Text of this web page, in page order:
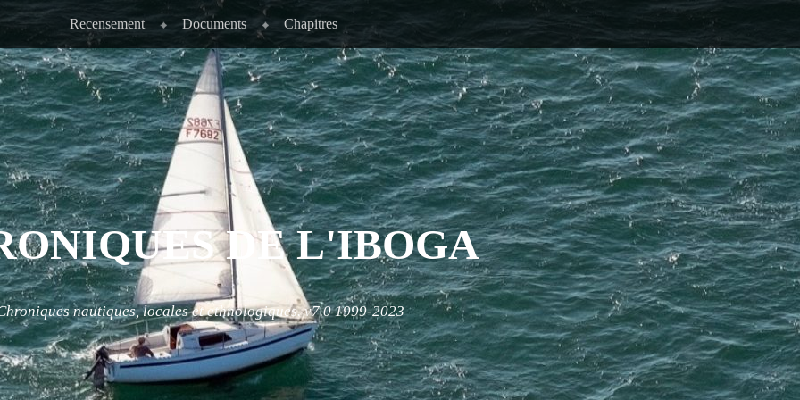
Recensement Documents Chapitres
DE L'IBOGA
nautiques, locales et ethnologiques. v7.0 1999-2023